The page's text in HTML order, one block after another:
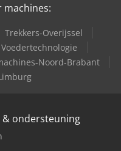
machines:
Trekkers-Overijssel
Voedertechnologie
Noord-Brabant
& ondersteuning